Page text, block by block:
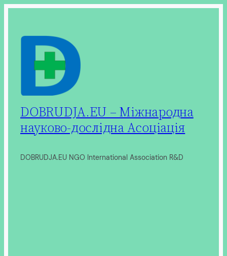
вмісту
DOBRUDJA.EU – Міжнародна
науково-дослідна Асоціація
DOBRUDJA.EU NGO International Association R&D